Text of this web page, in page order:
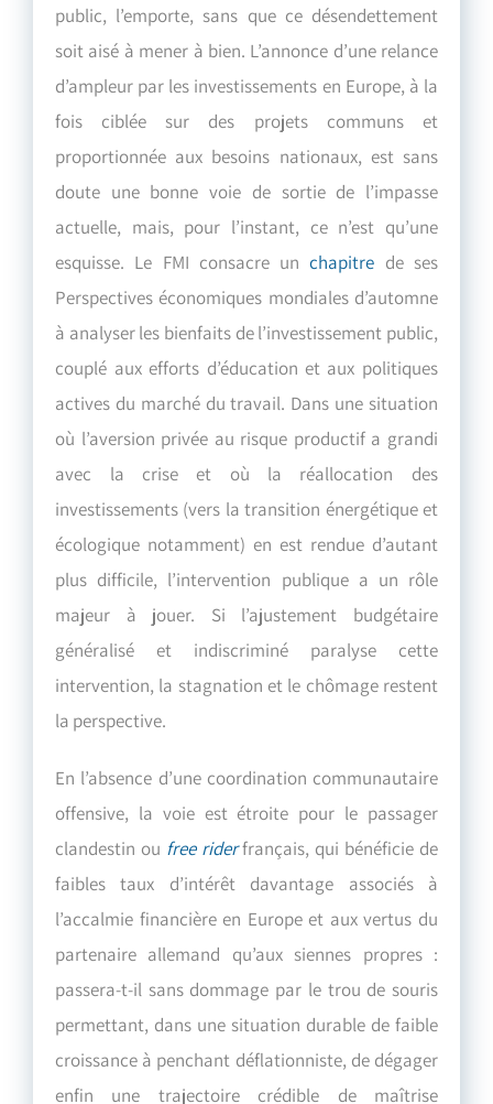
public, l’emporte, sans que ce désendettement
soit aisé à mener à bien. L’annonce d’une relance
d’ampleur par les investissements en Europe, à la
fois ciblée sur des projets communs et
proportionnée aux besoins nationaux, est sans
doute une bonne voie de sortie de l’impasse
actuelle, mais, pour l’instant, ce n’est qu’une
esquisse. Le FMI consacre unchapitre de ses
Perspectives économiques mondiales d’automne
à analyser les bienfaits de l’investissement public,
couplé aux efforts d’éducation et aux politiques
actives du marché du travail. Dans une situation
où l’aversion privée au risque productif a grandi
avec la crise et où la réallocation des
investissements (vers la transition énergétique et
écologique notamment) en est rendue d’autant
plus difficile, l’intervention publique a un rôle
majeur à jouer. Si l’ajustement budgétaire
généralisé et indiscriminé paralyse cette
intervention, la stagnation et le chômage restent
la perspective.
En l’absence d’une coordination communautaire
offensive, la voie est étroite pour le passager
clandestin ou free riderfrançais, qui bénéficie de
faibles taux d’intérêt davantage associés à
l’accalmie financière en Europe et aux vertus du
partenaire allemand qu’aux siennes propres :
passera-t-il sans dommage par le trou de souris
permettant, dans une situation durable de faible
croissance à penchant déflationniste, de dégager
enfin une trajectoire crédible de maîtrise